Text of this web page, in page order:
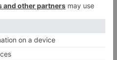
Más ventajas con el carné 60 CYL